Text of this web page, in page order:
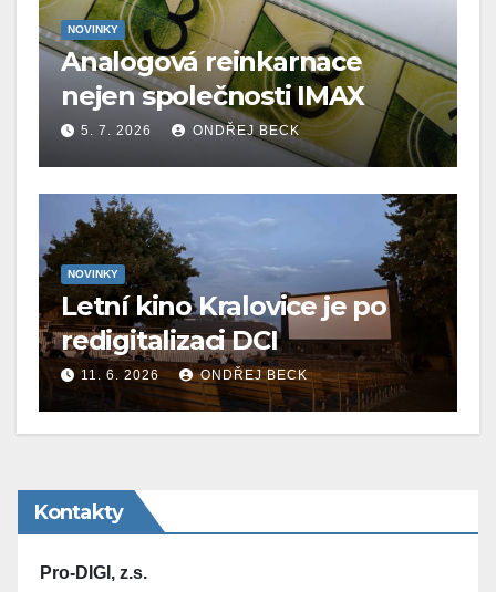
NOVINKY
Analogová reinkarnace
nejen společnosti IMAX
5. 7. 2026 ONDŘEJ BECK
NOVINKY
Letní kino Kralovice je po
redigitalizaci DCI
11. 6. 2026 ONDŘEJ BECK
Kontakty
Pro-DIGI, z.s.